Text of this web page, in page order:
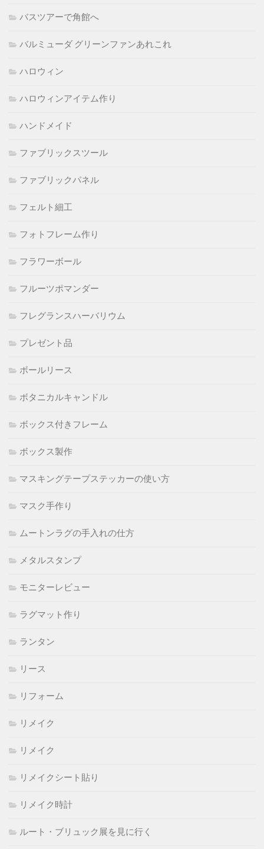
バスツアーで角館へ
バルミューダ グリーンファンあれこれ
ハロウィン
ハロウィンアイテム作り
ハンドメイド
ファブリックスツール
ファブリックパネル
フェルト細工
フォトフレーム作り
フラワーボール
フルーツポマンダー
フレグランスハーバリウム
プレゼント品
ボールリース
ボタニカルキャンドル
ボックス付きフレーム
ボックス製作
マスキングテープステッカーの使い方
マスク手作り
ムートンラグの手入れの仕方
メタルスタンプ
モニターレビュー
ラグマット作り
ランタン
リース
リフォーム
リメイク
リメイク
リメイクシート貼り
リメイク時計
ルート・ブリュック展を見に行く